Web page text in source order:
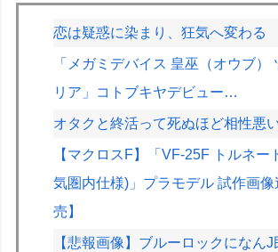
恋は疑惑に染まり、狂気へ変わる
「メガミデバイス 皇巫（オウブ）
リア」コトブキヤデビュー…
オタクと終活って死ぬほど相性悪
【マクロスF】「VF-25F トルネー
気圏内仕様)」プラモデル 試作画
売】
【悲報画像】ブルーロックになんJ